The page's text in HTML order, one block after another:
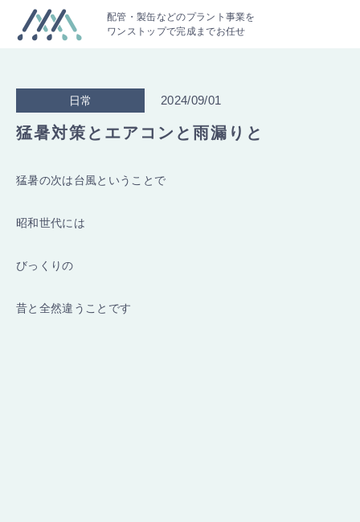
配管・製缶などのプラント事業を
ワンストップで完成までお任せ
日常 2024/09/01
猛暑対策とエアコンと雨漏りと
猛暑の次は台風ということで
昭和世代には
びっくりの
昔と全然違うことです